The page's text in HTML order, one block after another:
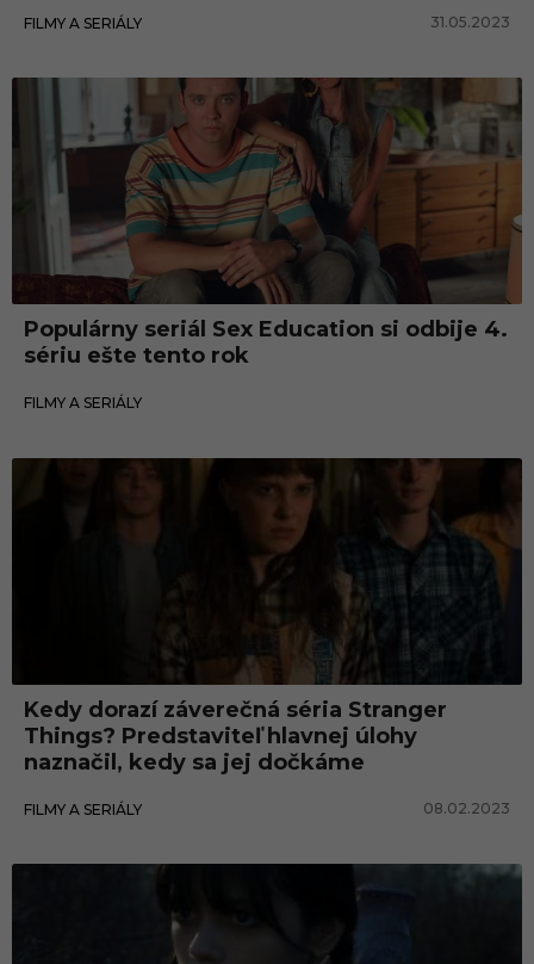
FILMY A SERIÁLY 31.05.2023
Populárny seriál Sex Education si odbije 4.
sériu ešte tento rok
FILMY A SERIÁLY
Kedy dorazí záverečná séria Stranger
Things? Predstaviteľ hlavnej úlohy
naznačil, kedy sa jej dočkáme
FILMY A SERIÁLY 08.02.2023